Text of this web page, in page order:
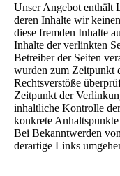
Unser Angebot enthält
deren Inhalte wir
diese fremden Inhalte
Inhalte der verlinkten
Betreiber der Seiten
wurden zum Zeitpunkt
Rechtsverstöße
Zeitpunkt der
inhaltliche Kontrolle
konkrete
Bei Bekanntwerden
derartige Links